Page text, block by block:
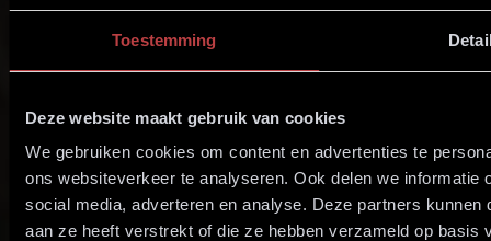
Toestemming
Deze website maakt gebruik van cookies
We gebruiken cookies om content en advertenties te
ons websiteverkeer te analyseren. Ook delen we
social media, adverteren en analyse. Deze partners
aan ze heeft verstrekt of die ze hebben verzameld op basis